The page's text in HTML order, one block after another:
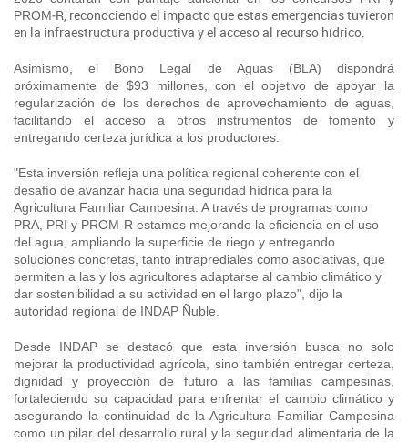
PROM‑R, reconociendo el impacto que estas emergencias tuvieron
en la infraestructura productiva y el acceso al recurso hídrico.
Asimismo, el Bono Legal de Aguas (BLA) dispondrá
próximamente de $93 millones, con el objetivo de apoyar la
regularización de los derechos de aprovechamiento de aguas,
facilitando el acceso a otros instrumentos de fomento y
entregando certeza jurídica a los productores.
"Esta inversión refleja una política regional coherente con el
desafío de avanzar hacia una seguridad hídrica para la
Agricultura Familiar Campesina. A través de programas como
PRA, PRI y PROM-R estamos mejorando la eficiencia en el uso
del agua, ampliando la superficie de riego y entregando
soluciones concretas, tanto intraprediales como asociativas, que
permiten a las y los agricultores adaptarse al cambio climático y
dar sostenibilidad a su actividad en el largo plazo", dijo la
autoridad regional de INDAP Ñuble.
Desde INDAP se destacó que esta inversión busca no solo
mejorar la productividad agrícola, sino también entregar certeza,
dignidad y proyección de futuro a las familias campesinas,
fortaleciendo su capacidad para enfrentar el cambio climático y
asegurando la continuidad de la Agricultura Familiar Campesina
como un pilar del desarrollo rural y la seguridad alimentaria de la